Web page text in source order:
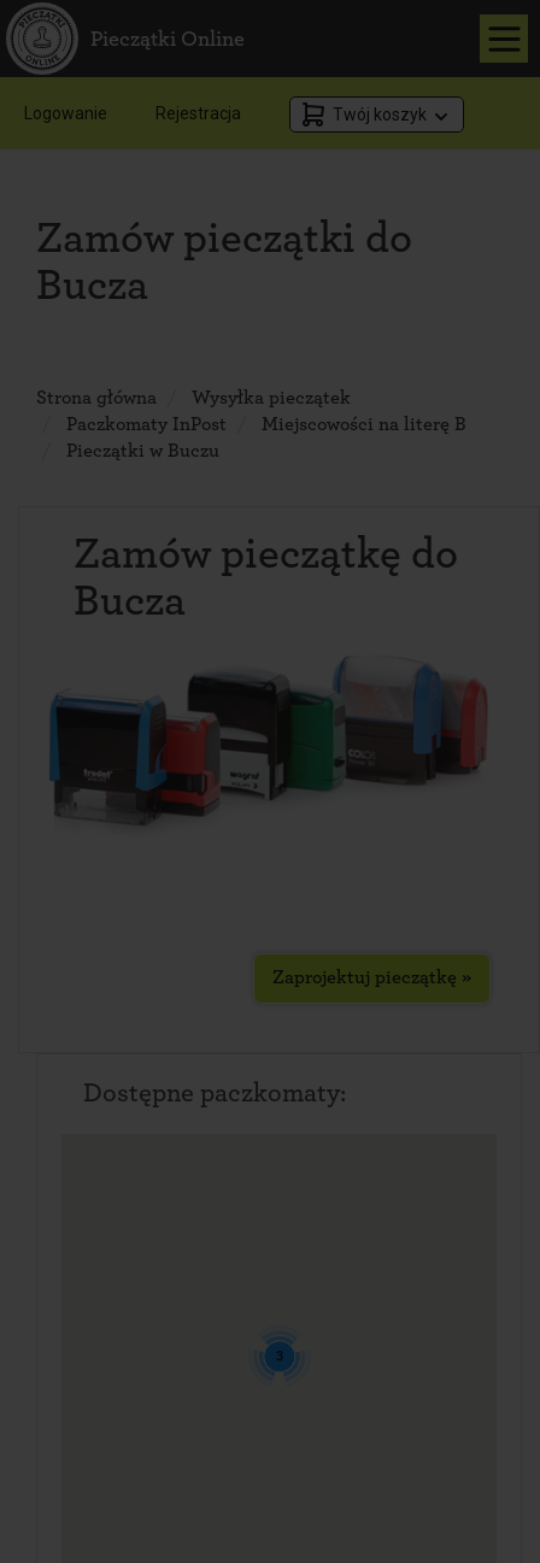
Pieczątki Online
Logowanie Rejestracja Twój koszyk
Zamów pieczątki do
Bucza
Strona główna
Wysyłka pieczątek
Paczkomaty InPost
Miejscowości na literę B
Pieczątki w Buczu
Zamów pieczątkę do
Bucza
Zaprojektuj pieczątkę »
Dostępne paczkomaty:
3